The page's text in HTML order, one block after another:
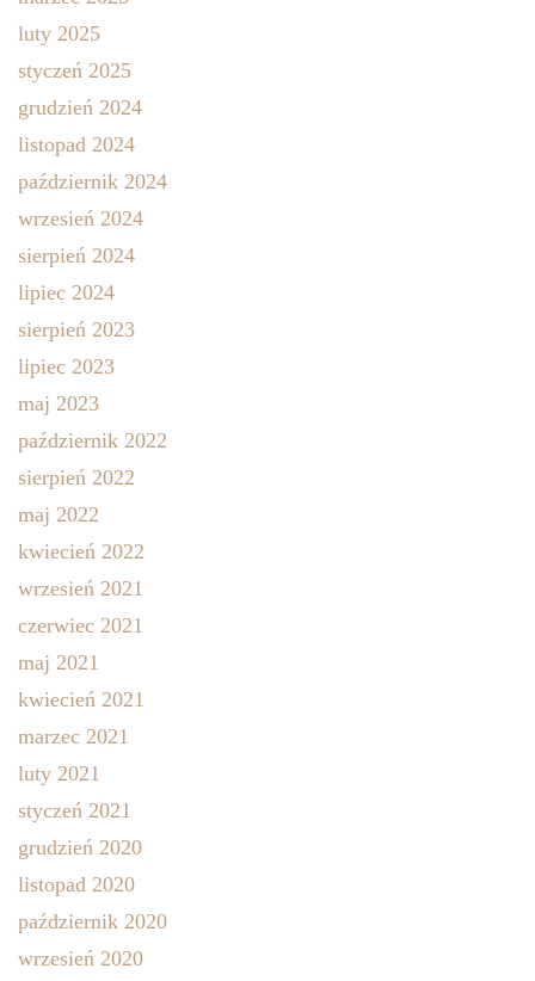
luty 2025
styczeń 2025
grudzień 2024
listopad 2024
październik 2024
wrzesień 2024
sierpień 2024
lipiec 2024
sierpień 2023
lipiec 2023
maj 2023
październik 2022
sierpień 2022
maj 2022
kwiecień 2022
wrzesień 2021
czerwiec 2021
maj 2021
kwiecień 2021
marzec 2021
luty 2021
styczeń 2021
grudzień 2020
listopad 2020
październik 2020
wrzesień 2020